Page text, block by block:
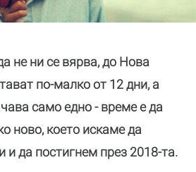
не ни се вярва, до Нова
по-малко от 12 дни, а
само едно - време е да
ново, което искаме да
и да постигнем през 2018-та.